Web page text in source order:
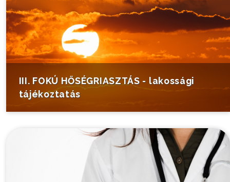
III. FOKÚ HŐSÉGRIASZTÁS - lakossági
tájékoztatás